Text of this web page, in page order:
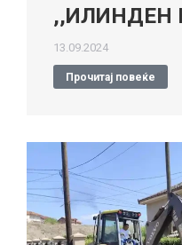
,,ИЛИНДЕН
13.09.2024
Прочитај повеќе